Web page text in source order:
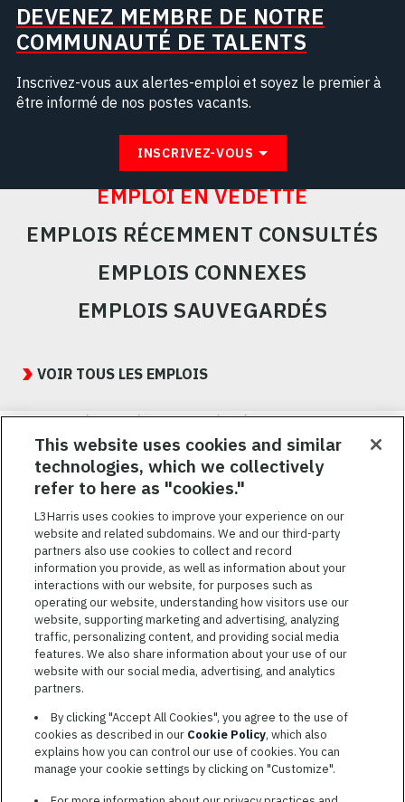
DEVENEZ MEMBRE DE NOTRE
COMMUNAUTÉ DE TALENTS
Inscrivez-vous aux alertes-emploi et soyez le premier à
être informé de nos postes vacants.
INSCRIVEZ-VOUS
EMPLOI EN VEDETTE
EMPLOIS RÉCEMMENT CONSULTÉS
EMPLOIS CONNEXES
EMPLOIS SAUVEGARDÉS
JobsVOIR TOUS LES EMPLOIS
Nous visons à attirer, à mobiliser et à fidéliser une main-d’œuvre
hautement performante et diversifiée. De plus, nous croyons
qu’une culture d’inclusion amusante et décontractée aide nos
employés à réaliser leur plein potentiel. Nous donnons les moyens
à nos employés, sans égard à leur race, leur couleur, leur religion,
origine nationale, leur handicap ou leur statut d’ancien
combattant, d’innover afin de résoudre les problèmes les plus
coriaces de nos clients.
CONDITIONS GÉNÉRALES D’UTILISATION
COOKIE SETTINGS
PLAN DU SITE
PRIVACY POLICY
COOKIE CHOICES & INFO
L3HARRIS.COM
This website uses cookies and similar
technologies, which we collectively
refer to here as "cookies."
L3Harris uses cookies to improve your experience on our
website and related subdomains. We and our third-party
partners also use cookies to collect and record
information you provide, as well as information about your
interactions with our website, for purposes such as
operating our website, understanding how visitors use our
website, supporting marketing and advertising, analyzing
traffic, personalizing content, and providing social media
features. We also share information about your use of our
website with our social media, advertising, and analytics
partners.
By clicking "Accept All Cookies", you agree to the use of
cookies as described in our Cookie Policy, which also
explains how you can control our use of cookies. You can
manage your cookie settings by clicking on "Customize".